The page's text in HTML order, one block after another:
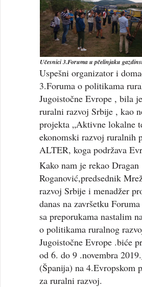
Učesnici 3.Foruma u pčelinjaku
Uspešni organizator i
3.Foruma o politikama
Jugoistočne Evrope , bila
ruralni razvoj Srbije , kao
projekta „Aktivne lokalne
ekonomski razvoj ruralnih
ALTER, koga podržava
Kako nam je rekao Dragan
Roganović,predsednik
razvoj Srbije i menadžer
danas na završetku
sa preporukama nastalim
o politikama ruralnog
Jugoistočne Evrope .biće
od 6. do 9 .novembra
(Španija) na 4.Evropskom
za ruralni razvoj.